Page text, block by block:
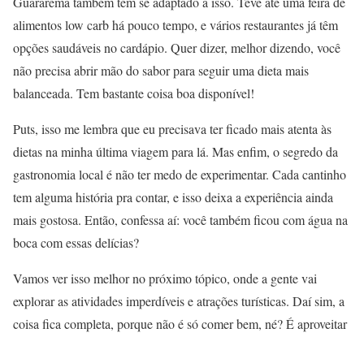
alimentos low carb há pouco tempo, e vários restaurantes já têm
opções saudáveis no cardápio. Quer dizer, melhor dizendo, você
não precisa abrir mão do sabor para seguir uma dieta mais
balanceada. Tem bastante coisa boa disponível!
Puts, isso me lembra que eu precisava ter ficado mais atenta às
dietas na minha última viagem para lá. Mas enfim, o segredo da
gastronomia local é não ter medo de experimentar. Cada cantinho
tem alguma história pra contar, e isso deixa a experiência ainda
mais gostosa. Então, confessa aí: você também ficou com água na
boca com essas delícias?
Vamos ver isso melhor no próximo tópico, onde a gente vai
explorar as atividades imperdíveis e atrações turísticas. Daí sim, a
coisa fica completa, porque não é só comer bem, né? É aproveitar